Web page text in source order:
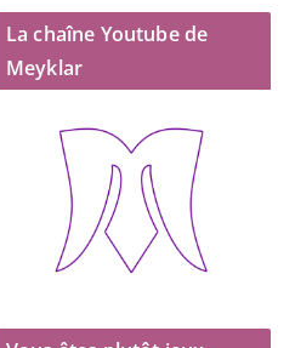
La chaîne Youtube de
Meyklar